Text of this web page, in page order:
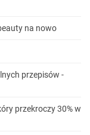
na nowo
przepisów -
przekroczy 30% w